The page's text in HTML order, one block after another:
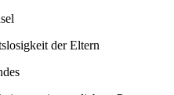
der Eltern